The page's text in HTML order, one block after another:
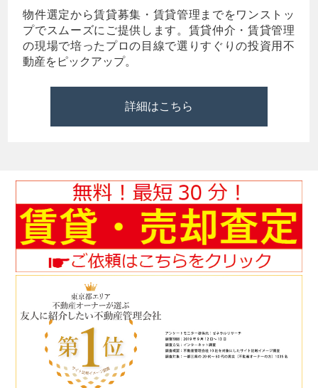
物件選定から賃貸募集・賃貸管理までをワンストッ
プでスムーズにご提供します。賃貸仲介・賃貸管理
の現場で培ったプロの目線で選りすぐりの投資用不
動産をピックアップ。
詳細はこちら